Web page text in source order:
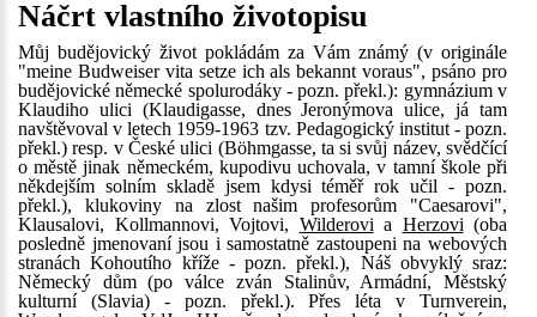
Náčrt vlastního životopisu
Můj budějovický život pokládám za Vám známý (v originále
"meine Budweiser vita setze ich als bekannt voraus", psáno pro
budějovické německé spolurodáky - pozn. překl.): gymnázium v
Klaudiho ulici (Klaudigasse, dnes Jeronýmova ulice, já tam
navštěvoval v letech 1959-1963 tzv. Pedagogický institut - pozn.
překl.) resp. v České ulici (Böhmgasse, ta si svůj název, svědčící
o městě jinak německém, kupodivu uchovala, v tamní škole při
někdejším solním skladě jsem kdysi téměř rok učil - pozn.
překl.), klukoviny na zlost našim profesorům "Caesarovi",
Klausalovi, Kollmannovi, Vojtovi, Wilderovi a Herzovi (oba
posledně jmenovaní jsou i samostatně zastoupeni na webových
stranách Kohoutího kříže - pozn. překl.), Náš obvyklý sraz:
Německý dům (po válce zván Stalinův, Armádní, Městský
kulturní (Slavia) - pozn. překl.). Přes léta v Turnverein,